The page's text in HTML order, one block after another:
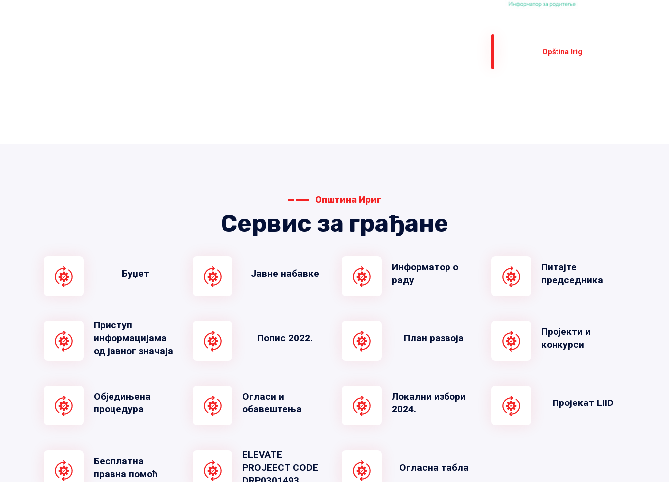
Оpština Irig
Општина Ириг
Сервис за грађане
Буџет Јавне набавке
Информатор о
раду
Питајте
председника
Приступ
информацијама
од јавног значаја
Попис 2022. План развоја
Пројекти и
конкурси
Обједињена
процедура
Огласи и
обавештења
Локални избори
2024.
Пројекат LIID
Бесплатна
правна помоћ
ELEVATE
PROJEECT CODE
Огласна табла